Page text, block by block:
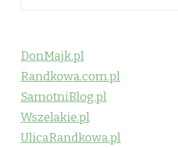
DonMajk.pl
Randkowa.com.pl
SamotniBlog.pl
Wszelakie.pl
UlicaRandkowa.pl